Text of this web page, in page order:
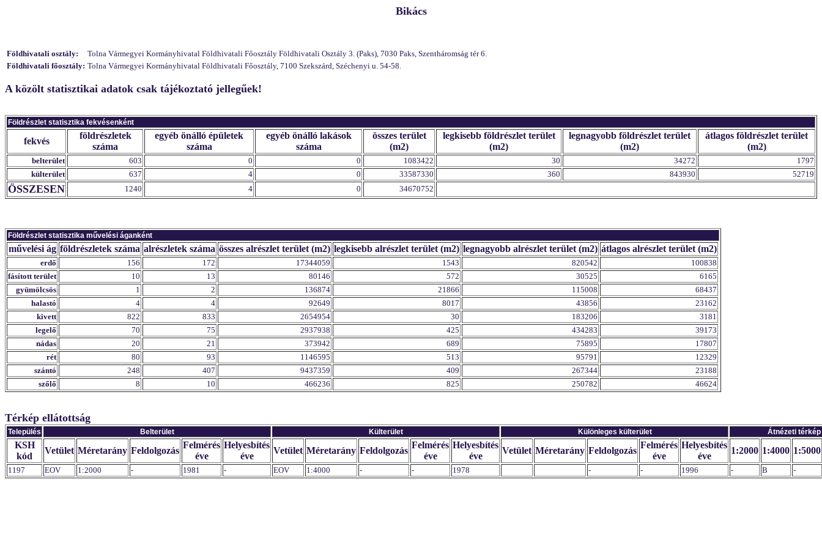
Bikács
Földhivatali osztály:
Tolna Vármegyei Kormányhivatal Földhivatali Főosztály Földhivatali Osztály 3. (Paks), 7030 Paks, Szentháromság tér 6.
Földhivatali főosztály: Tolna Vármegyei Kormányhivatal Földhivatali Főosztály, 7100 Szekszárd, Széchenyi u. 54-58.
A közölt statisztikai adatok csak tájékoztató jellegűek!
Földrészlet statisztika fekvésenként
fekvés
földrészletek
száma
egyéb önálló épületek
száma
egyéb önálló lakások
száma
összes terület
(m2)
legkisebb földrészlet terület
(m2)
legnagyobb földrészlet terület
(m2)
átlagos földrészlet terület
(m2)
belterület 603 0 0 1083422 30 34272
1797
külterület
637 4 0 33587330 360 843930 52719
ÖSSZESEN 1240 4 0 34670752
Földrészlet statisztika művelési áganként
művelési ág földrészletek száma alrészletek száma összes alrészlet terület (m2) legkisebb alrészlet terület (m2) legnagyobb alrészlet terület (m2) átlagos alrészlet terület (m2)
erdő 156 172 17344059 1543 820542
100838
fásított terület
10 13 80146 572 30525
6165
gyümölcsös
1 2 136874 21866 115008
68437
halastó
4 4 92649 8017 43856
23162
kivett
822 833 2654954 30 183206
3181
legelő
70 75 2937938 425 434283
39173
nádas
20 21 373942 689 75895
17807
rét
80 93 1146595 513 95791
12329
szántó
248 407 9437359 409 267344
23188
szőlő
8 10 466236 825 250782 46624
Térkép ellátottság
Település Belterület Külterület Különleges külterület Átnézeti térkép
KSH
kód
Vetület Méretarány Feldolgozás
Felmérés
éve
Helyesbítés
éve
Vetület Méretarány Feldolgozás
Felmérés
éve
Helyesbítés
éve
Vetület Méretarány Feldolgozás
Felmérés
éve
Helyesbítés
éve
1:2000 1:4000 1:5000
1197 EOV 1:2000 - 1981 - EOV 1:4000 - - 1978 - - 1996 - B -